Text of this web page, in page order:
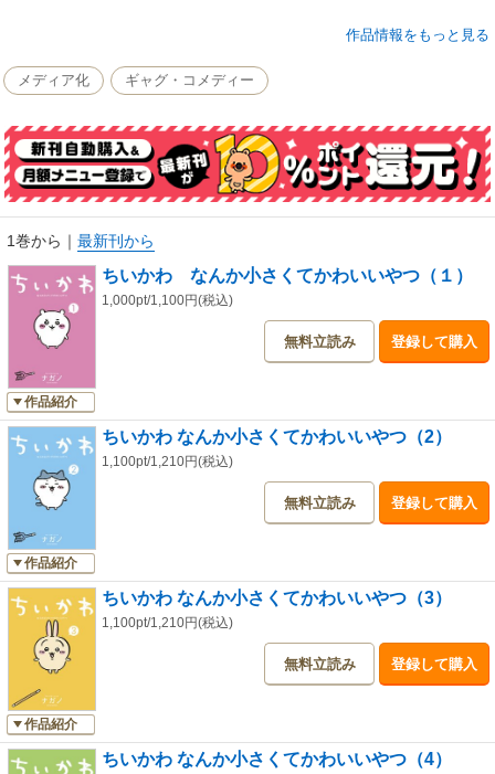
みんなに愛されて、優しくされて、こういう風になって暮らしたい…はず
でも、大好きなハチワレやうさぎたちと、おいしいものを食べたり、労働
の報酬でほしいものを手に入れようとしたり、毎日を一生懸命生きる「ち
いかわ」の周りは、いつも笑顔で溢れています。
この本でしか読めない描きおろしエピソードももちろん収録！
作品情報をもっと見る
メディア化 ギャグ・コメディー
1巻から ｜ 最新刊から
作品紹介
ちいかわ なんか小さくてかわいいやつ（１）
1,000pt/1,100円(税込)
無料立読み 登録して購入
作品紹介
ちいかわ なんか小さくてかわいいやつ（2）
1,100pt/1,210円(税込)
無料立読み 登録して購入
作品紹介
ちいかわ なんか小さくてかわいいやつ（3）
1,100pt/1,210円(税込)
無料立読み 登録して購入
ちいかわ なんか小さくてかわいいやつ（4）